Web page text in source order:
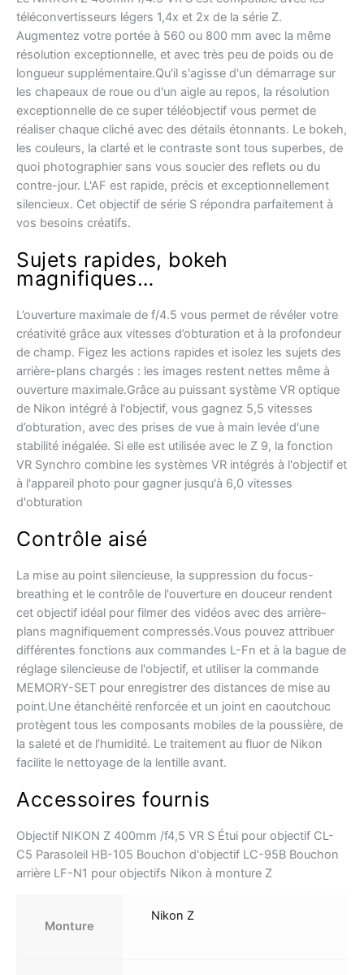
téléconvertisseurs légers 1,4x et 2x de la série Z.
Augmentez votre portée à 560 ou 800 mm avec la même
résolution exceptionnelle, et avec très peu de poids ou de
longueur supplémentaire.Qu'il s'agisse d'un démarrage sur
les chapeaux de roue ou d'un aigle au repos, la résolution
exceptionnelle de ce super téléobjectif vous permet de
réaliser chaque cliché avec des détails étonnants. Le bokeh,
les couleurs, la clarté et le contraste sont tous superbes, de
quoi photographier sans vous soucier des reflets ou du
contre-jour. L'AF est rapide, précis et exceptionnellement
silencieux. Cet objectif de série S répondra parfaitement à
vos besoins créatifs.
Sujets rapides, bokeh
magnifiques…
L’ouverture maximale de f/4.5 vous permet de révéler votre
créativité grâce aux vitesses d’obturation et à la profondeur
de champ. Figez les actions rapides et isolez les sujets des
arrière-plans chargés : les images restent nettes même à
ouverture maximale.Grâce au puissant système VR optique
de Nikon intégré à l'objectif, vous gagnez 5,5 vitesses
d’obturation, avec des prises de vue à main levée d'une
stabilité inégalée. Si elle est utilisée avec le Z 9, la fonction
VR Synchro combine les systèmes VR intégrés à l'objectif et
à l'appareil photo pour gagner jusqu'à 6,0 vitesses
d'obturation
Contrôle aisé
La mise au point silencieuse, la suppression du focus-
breathing et le contrôle de l'ouverture en douceur rendent
cet objectif idéal pour filmer des vidéos avec des arrière-
plans magnifiquement compressés.Vous pouvez attribuer
différentes fonctions aux commandes L-Fn et à la bague de
réglage silencieuse de l'objectif, et utiliser la commande
MEMORY-SET pour enregistrer des distances de mise au
point.Une étanchéité renforcée et un joint en caoutchouc
protègent tous les composants mobiles de la poussière, de
la saleté et de l’humidité. Le traitement au fluor de Nikon
facilite le nettoyage de la lentille avant.
Accessoires fournis
Objectif NIKON Z 400mm /f4,5 VR S Étui pour objectif CL-
C5 Parasoleil HB-105 Bouchon d'objectif LC-95B Bouchon
arrière LF-N1 pour objectifs Nikon à monture Z
Monture
Nikon Z